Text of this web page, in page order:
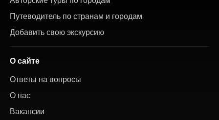
Путеводитель по странам и городам
Добавить свою экскурсию
О сайте
Ответы на вопросы
О нас
Вакансии